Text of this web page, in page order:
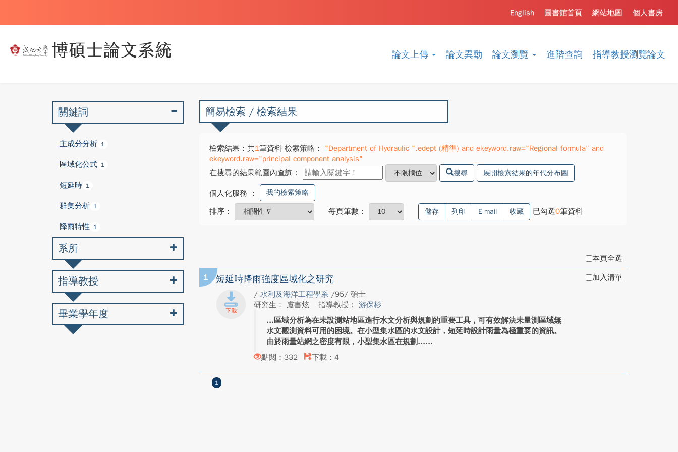
論文上傳 論文異動 論文瀏覽 進階查詢 指導教授瀏覽論文
個人書房
網站地圖
圖書館首頁
English
簡易檢索 / 檢索結果
檢索結果：共1筆資料 檢索策略：
"Department of Hydraulic ".edept (精準) and ekeyword.raw="Regional formula" and
ekeyword.raw="principal component analysis"
在搜尋的結果範圍內查詢：
搜尋 展開檢索結果的年代分布圖
個人化服務 ： 我的檢索策略
排序： 每頁筆數： 儲存 列印 E-mail 收藏 已勾選0筆資料
本頁全選
1 短延時降雨強度區域化之研究
/ 水利及海洋工程學系 /95/ 碩士
研究生： 盧書炫
指導教授： 游保杉
區域分析為在未設測站地區進行水文分析與規劃的重要工具，可有效解決未量測區域無
水文觀測資料可用的困境。在小型集水區的水文設計，短延時設計雨量為極重要的資訊。
由於雨量站網之密度有限，小型集水區在規劃...
點閱：332
下載：4
加入清單
1
關鍵詞
主成分分析 1
區域化公式 1
短延時 1
群集分析 1
降雨特性 1
系所
指導教授
畢業學年度